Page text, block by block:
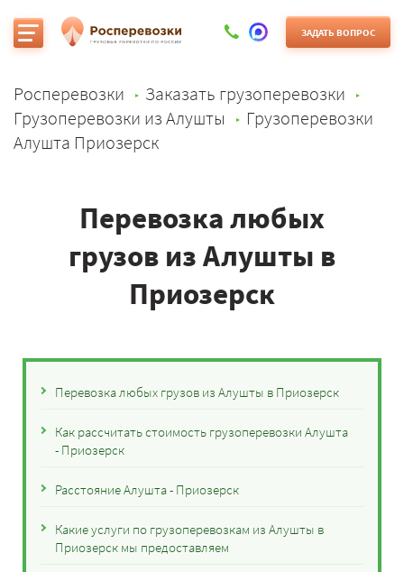
ЗАДАТЬ ВОПРОС
Росперевозки
Заказать грузоперевозки
Грузоперевозки из Алушты
Грузоперевозки
Алушта Приозерск
Перевозка любых
грузов из Алушты в
Приозерск
Перевозка любых грузов из Алушты в Приозерск
Как рассчитать стоимость грузоперевозки Алушта
- Приозерск
Расстояние Алушта - Приозерск
Какие услуги по грузоперевозкам из Алушты в
Приозерск мы предоставляем